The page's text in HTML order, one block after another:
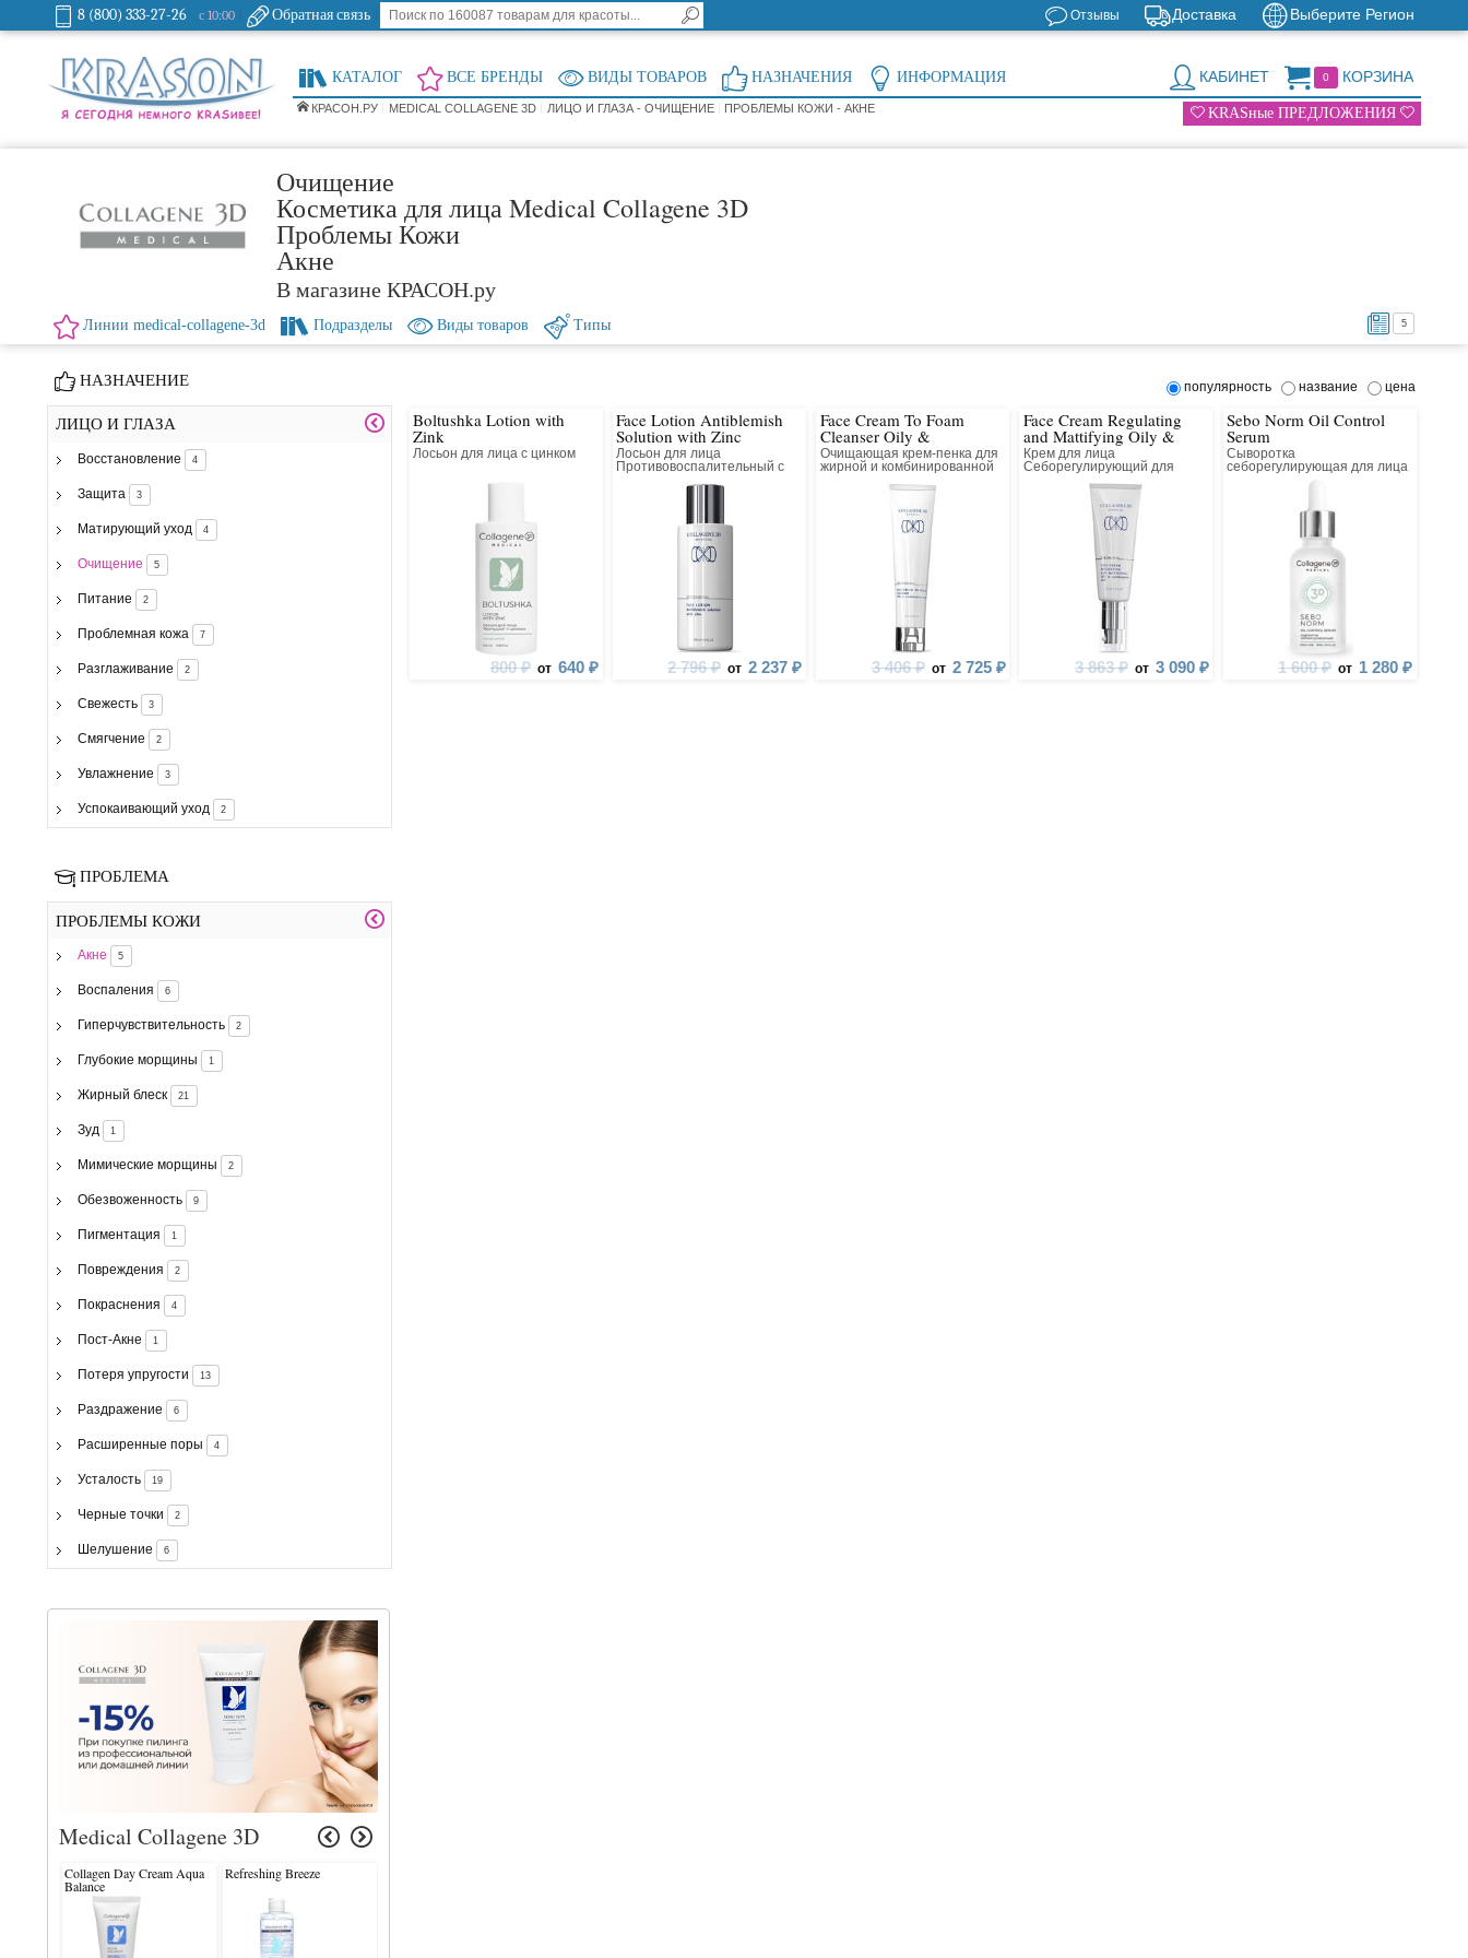
8 (800) 333-27-26 с 10:00 Обратная связь Выберите Регион
Доставка
Отзывы
0 КОРЗИНА
КАБИНЕТ
КАТАЛОГ ВСЕ БРЕНДЫ ВИДЫ ТОВАРОВ НАЗНАЧЕНИЯ ИНФОРМАЦИЯ
КРАСОН.РУ MEDICAL COLLAGENE 3D ЛИЦО И ГЛАЗА - ОЧИЩЕНИЕ ПРОБЛЕМЫ КОЖИ - АКНЕ KRASные ПРЕДЛОЖЕНИЯ
Очищение
Косметика для лица Medical Collagene 3D
Проблемы Кожи
Акне
В магазине КРАСОН.ру
5
Линии medical-collagene-3d Подразделы Виды товаров Типы
НАЗНАЧЕНИЕ
ЛИЦО И ГЛАЗА
Восстановление 4
Защита 3
Матирующий уход 4
Очищение 5
Питание 2
Проблемная кожа 7
Разглаживание 2
Свежесть 3
Смягчение 2
Увлажнение 3
Успокаивающий уход 2
ПРОБЛЕМА
ПРОБЛЕМЫ КОЖИ
Акне 5
Воспаления 6
Гиперчувствительность 2
Глубокие морщины 1
Жирный блеск 21
Зуд 1
Мимические морщины 2
Обезвоженность 9
Пигментация 1
Повреждения 2
Покраснения 4
Пост-Акне 1
Потеря упругости 13
Раздражение 6
Расширенные поры 4
Усталость 19
Черные точки 2
Шелушение 6
Medical Collagene 3D
Collagen Day Cream Aqua
Balance
Refreshing Breeze
популярность название цена
Boltushka Lotion with
Zink
Лосьон для лица с цинком
800 ₽ от 640 ₽
Face Lotion Antiblemish
Solution with Zinc
Лосьон для лица
Противовоспалительный с
2 796 ₽ от 2 237 ₽
Face Cream To Foam
Cleanser Oily &
Combination Skin
Очищающая крем-пенка для
жирной и комбинированной
3 406 ₽ от 2 725 ₽
Face Cream Regulating
and Mattifying Oily &
Combination Skin
Крем для лица
Себорегулирующий для
жирной и комбинированной
3 863 ₽ от 3 090 ₽
Sebo Norm Oil Control
Serum
Сыворотка
себорегулирующая для лица
1 600 ₽ от 1 280 ₽